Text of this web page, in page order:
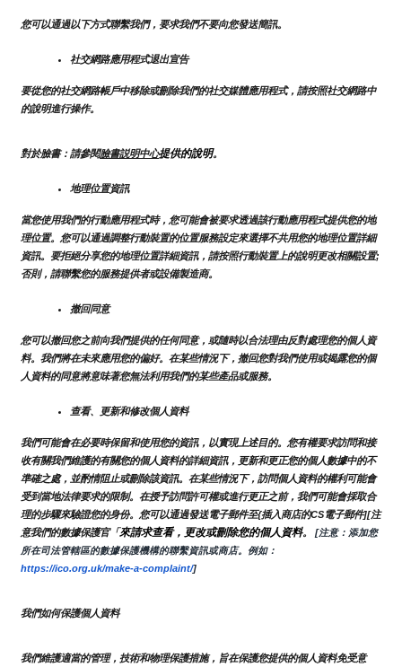
您可以通過以下方式聯繫我們，要求我們不要向您發送簡訊。
社交網路應用程式退出宣告
要從您的社交網路帳戶中移除或刪除我們的社交媒體應用程式，請按照社交網路中
的說明進行操作。
對於臉書：請參閱臉書説明中心提供的說明。
地理位置資訊
當您使用我們的行動應用程式時，您可能會被要求透過該行動應用程式提供您的地
理位置。您可以通過調整行動裝置的位置服務設定來選擇不共用您的地理位置詳細
資訊。要拒絕分享您的地理位置詳細資訊，請按照行動裝置上的說明更改相關設置;
否則，請聯繫您的服務提供者或設備製造商。
撤回同意
您可以撤回您之前向我們提供的任何同意，或隨時以合法理由反對處理您的個人資
料。我們將在未來應用您的偏好。在某些情況下，撤回您對我們使用或揭露您的個
人資料的同意將意味著您無法利用我們的某些產品或服務。
查看、更新和修改個人資料
我們可能會在必要時保留和使用您的資訊，以實現上述目的。您有權要求訪問和接
收有關我們維護的有關您的個人資料的詳細資訊，更新和更正您的個人數據中的不
準確之處，並酌情阻止或刪除該資訊。在某些情況下，訪問個人資料的權利可能會
受到當地法律要求的限制。在授予訪問許可權或進行更正之前，我們可能會採取合
理的步驟來驗證您的身份。您可以通過發送電子郵件至{插入商店的CS電子郵件][注
意我們的數據保護官「來請求查看，更改或刪除您的個人資料。
[注意：添加您
所在司法管轄區的數據保護機構的聯繫資訊或商店。例如：
https://ico.org.uk/make-a-complaint/]
我們如何保護個人資料
我們維護適當的管理，技術和物理保護措施，旨在保護您提供的個人資料免受意